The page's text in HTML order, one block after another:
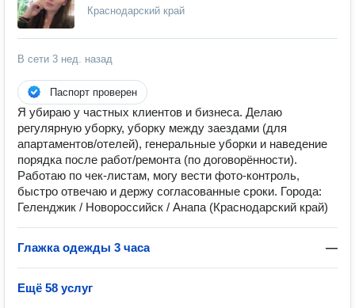
Краснодарский край
В сети 3 нед. назад
Паспорт проверен
Я убираю у частных клиентов и бизнеса. Делаю
регулярную уборку, уборку между заездами (для
апартаментов/отелей), генеральные уборки и наведение
порядка после работ/ремонта (по договорённости).
Работаю по чек-листам, могу вести фото-контроль,
быстро отвечаю и держу согласованные сроки. Города:
Геленджик / Новороссийск / Анапа (Краснодарский край)
Глажка одежды 3 часа —
Ещё 58 услуг